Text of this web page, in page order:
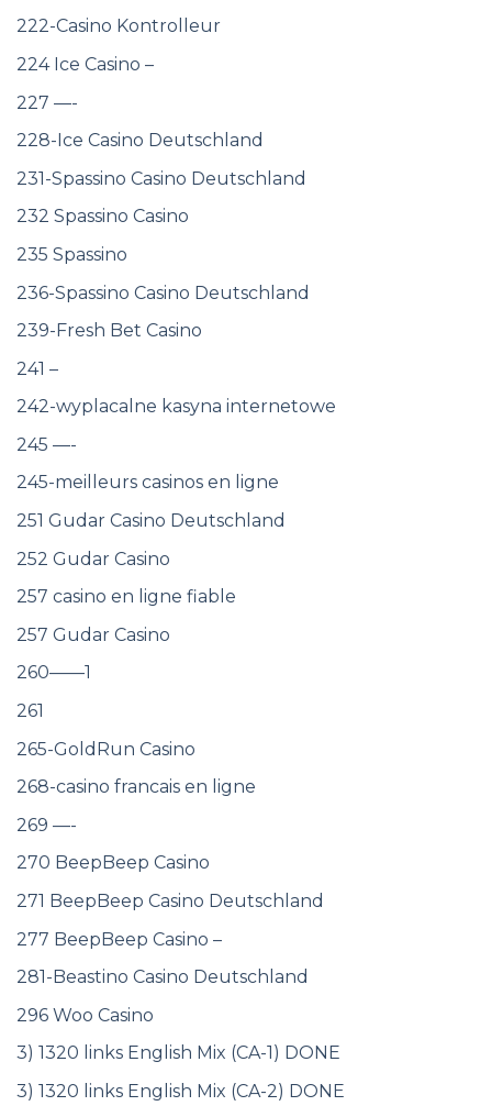
222-Casino Kontrolleur
224 Ice Casino –
227 —-
228-Ice Casino Deutschland
231-Spassino Casino Deutschland
232 Spassino Casino
235 Spassino
236-Spassino Casino Deutschland
239-Fresh Bet Casino
241 –
242-wyplacalne kasyna internetowe
245 —-
245-meilleurs casinos en ligne
251 Gudar Casino Deutschland
252 Gudar Casino
257 casino en ligne fiable
257 Gudar Casino
260——1
261
265-GoldRun Casino
268-casino francais en ligne
269 —-
270 BeepBeep Casino
271 BeepBeep Casino Deutschland
277 BeepBeep Casino –
281-Beastino Casino Deutschland
296 Woo Casino
3) 1320 links English Mix (CA-1) DONE
3) 1320 links English Mix (CA-2) DONE